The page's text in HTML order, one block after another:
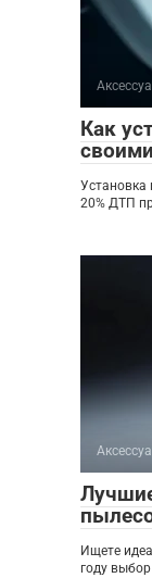
Как
Установка
20% ДТП
Ищете
году